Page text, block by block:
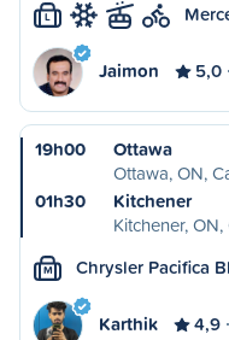
L
Jaimon 5,0
19h00
Ottawa
Ottawa, ON,
01h30
Kitchener
Kitchener,
M Chrysler Pacifica
Karthik 4,9